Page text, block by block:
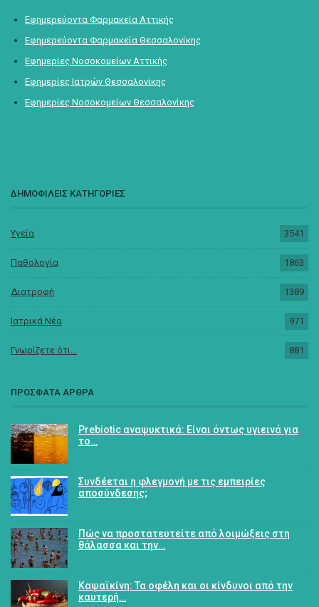
Εφημερεύοντα Φαρμακεία Αττικής
Εφημερεύοντα Φαρμακεία Θεσσαλονίκης
Εφημερίες Νοσοκομείων Αττικής
Εφημερίες Ιατρών Θεσσαλονίκης
Εφημερίες Νοσοκομείων Θεσσαλονίκης
ΔΗΜΟΦΙΛΕΙΣ ΚΑΤΗΓΟΡΙΕΣ
Υγεία 3541
Παθολογία 1863
Διατροφή 1389
Ιατρικά Νέα 971
Γνωρίζετε ότι... 881
ΠΡΟΣΦΑΤΑ ΑΡΘΡΑ
Prebiotic αναψυκτικά: Είναι όντως υγιεινά για
το…
Συνδέεται η φλεγμονή με τις εμπειρίες
αποσύνδεσης;
Πώς να προστατευτείτε από λοιμώξεις στη
θάλασσα και την…
Καψαϊκίνη: Τα οφέλη και οι κίνδυνοι από την
καυτερή…